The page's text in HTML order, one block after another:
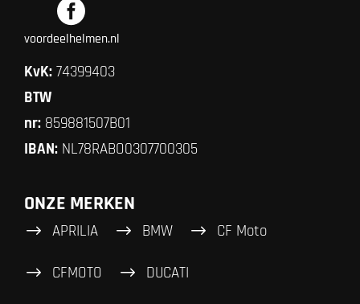
voordeelhelmen.nl
KvK: 74399403
BTW
nr: 859881507B01
IBAN: NL78RABO0307700305
ONZE MERKEN
APRILIA BMW CF Moto
CFMOTO DUCATI